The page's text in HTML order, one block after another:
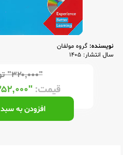
نویسنده: گروه مولفان
سال انتشار: 1405
"۳۲۰,۰۰۰"
قیمت: "۲۵۲,۰۰۰"
افزودن به